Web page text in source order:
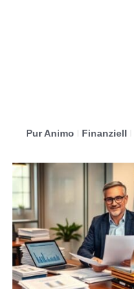
Pur Animo Finanziell